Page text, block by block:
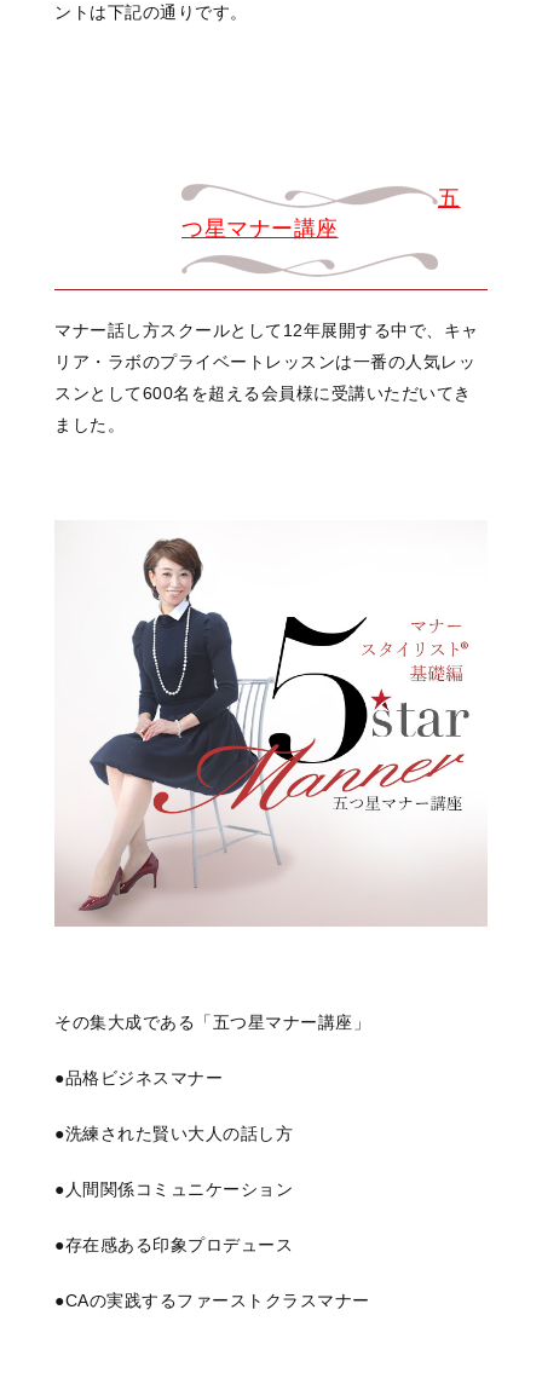
ントは下記の通りです。
五
つ星マナー講座
マナー話し方スクールとして12年展開する中で、キャ
リア・ラボのプライベートレッスンは一番の人気レッ
スンとして600名を超える会員様に受講いただいてき
ました。
その集大成である「五つ星マナー講座」
●品格ビジネスマナー
●洗練された賢い大人の話し方
●人間関係コミュニケーション
●存在感ある印象プロデュース
●CAの実践するファーストクラスマナー